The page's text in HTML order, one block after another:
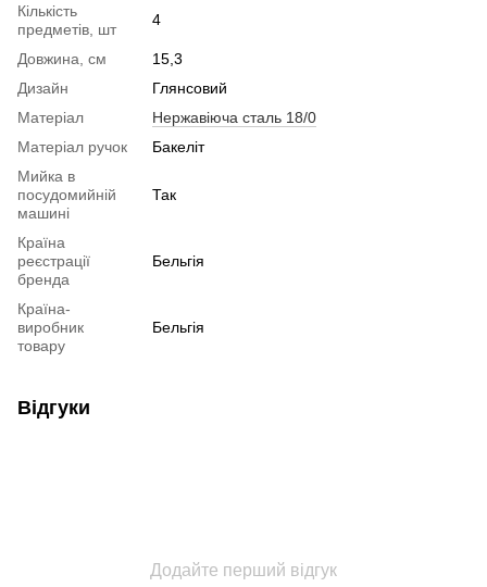
Кількість
предметів, шт
4
Довжина, см
15,3
Дизайн
Глянсовий
Матеріал
Нержавіюча сталь 18/0
Матеріал ручок
Бакеліт
Мийка в
посудомийній
машині
Так
Країна
реєстрації
бренда
Бельгія
Країна-
виробник
товару
Бельгія
Відгуки
Додайте перший відгук